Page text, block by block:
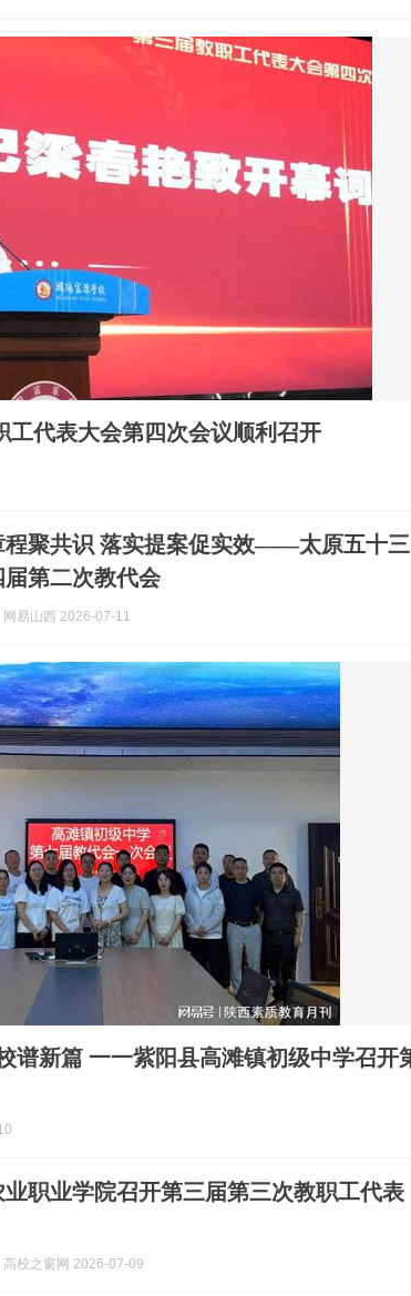
工代表大会第四次会议顺利召开
程聚共识 落实提案促实效——太原五十三
届第二次教代会
网易山西 2026-07-11
业职业学院召开第三届第三次教职工代表
高校之窗网 2026-07-09